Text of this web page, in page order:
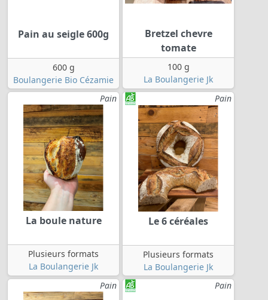
Pain au seigle 600g
600 g
Boulangerie Bio Cézamie
Bretzel chevre
tomate
100 g
La Boulangerie Jk
Pain
La boule nature
Plusieurs formats
La Boulangerie Jk
Pain
Le 6 céréales
Plusieurs formats
La Boulangerie Jk
Pain
Pain